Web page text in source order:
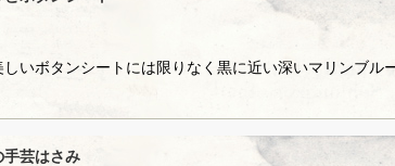
いボタンシートには限りなく黒に近い深いマリンブ
芸はさみ